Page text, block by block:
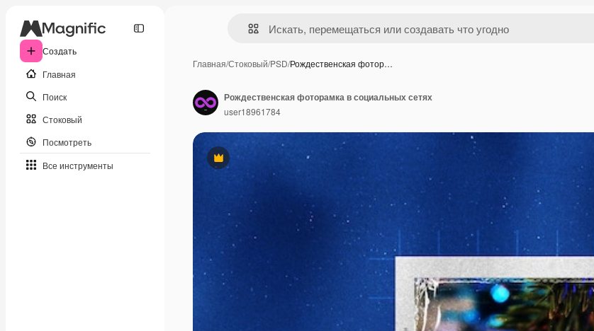
Создать
Главная
Поиск
Стоковый
Посмотреть
Все инструменты
Главная/Стоковый/PSD/Рождественская фотор…
Премиум
Рождественская фоторамка в социальных сетях
user18961784